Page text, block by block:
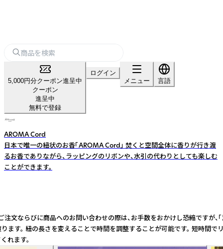
5,000円分クーポン進呈中
クーポン
進呈中
無料で登録
ログイン
メニュー
言語
AROMA Cord
日本で唯一の紐状のお香「AROMA Cord」 焚くと空間全体に香りが行き渡
るお香でありながら、ラッピングのリボンや、水引の代わりとしても楽しむ
ことができます。
ならびに商品へのお問い合わせの際は、お手数をおかけし恐縮で
紐の長さを変えることで時間を調整することが可能です。 短
れます。